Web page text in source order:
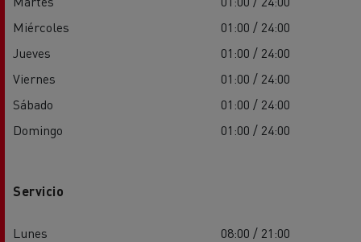
Miércoles
01:00 / 24:00
Jueves
01:00 / 24:00
Viernes
01:00 / 24:00
Sábado
01:00 / 24:00
Domingo
01:00 / 24:00
Servicio
Lunes
08:00 / 21:00